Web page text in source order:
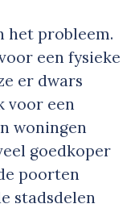
het probleem.
een fysieke
er dwars
voor een
woningen
goedkoper
poorten
stadsdelen